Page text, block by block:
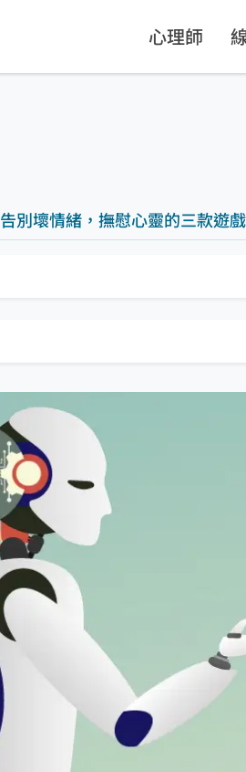
心理師
告別壞情緒，撫慰心靈的三款遊戲